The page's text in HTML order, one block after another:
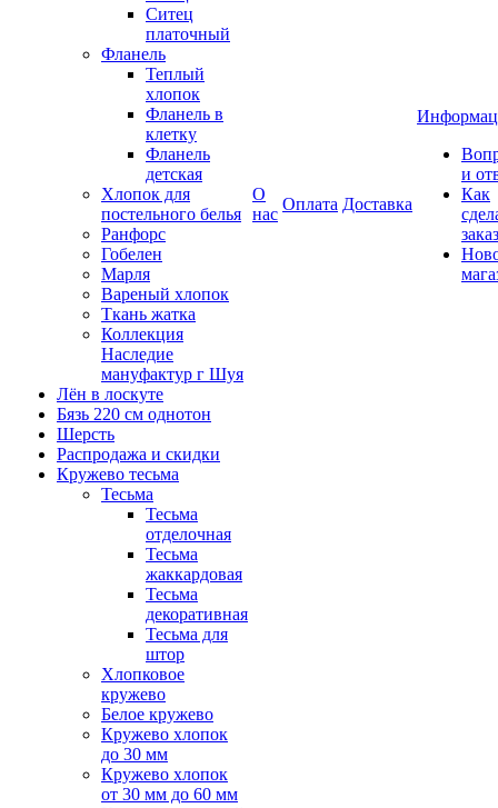
Ситец
платочный
Фланель
Теплый
хлопок
Фланель в
клетку
Фланель
детская
Хлопок для
постельного белья
Ранфорс
Гобелен
Марля
Вареный хлопок
Ткань жатка
Коллекция
Наследие
мануфактур г Шуя
Лён в лоскуте
Бязь 220 см однотон
Шерсть
Распродажа и скидки
Кружево тесьма
Тесьма
Тесьма
отделочная
Тесьма
жаккардовая
Тесьма
декоративная
Тесьма для
штор
Хлопковое
кружево
Белое кружево
Кружево хлопок
до 30 мм
Кружево хлопок
от 30 мм до 60 мм
О
нас
Оплата Доставка
и
Как
заказ